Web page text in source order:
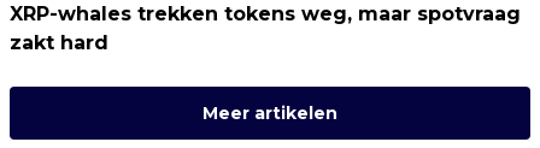
XRP-whales trekken tokens weg, maar spotvraag
zakt hard
Meer artikelen